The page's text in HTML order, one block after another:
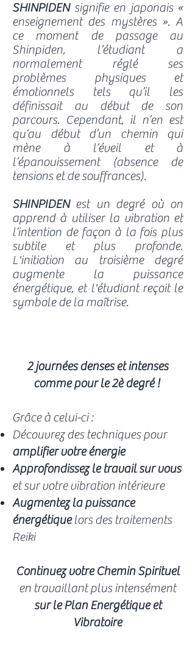
SHINPIDEN signifie en japonais «
enseignement des mystères ». A
ce moment de passage au
Shinpiden, l’étudiant a
normalement réglé ses
problèmes physiques et
émotionnels tels qu’il les
définissait au début de son
parcours. Cependant, il n’en est
qu’au début d’un chemin qui
mène à l’éveil et à
l’épanouissement (absence de
tensions et de souffrances).
SHINPIDEN est un degré où on
apprend à utiliser la vibration et
l’intention de façon à la fois plus
subtile et plus profonde.
L'initiation au troisième degré
augmente la puissance
énergétique, et l'étudiant reçoit le
symbole de la maîtrise.
2 journées denses et intenses
comme pour le 2è degré !
Grâce à celui-ci :
Découvrez des techniques pour
amplifier votre énergie
Approfondissez le travail sur vous
et sur votre vibration intérieure
Augmentez la puissance
énergétiquelors des traitements
Reiki
Continuez votre Chemin Spirituel
en travaillant plus intensément
sur le Plan Energétique et
Vibratoire